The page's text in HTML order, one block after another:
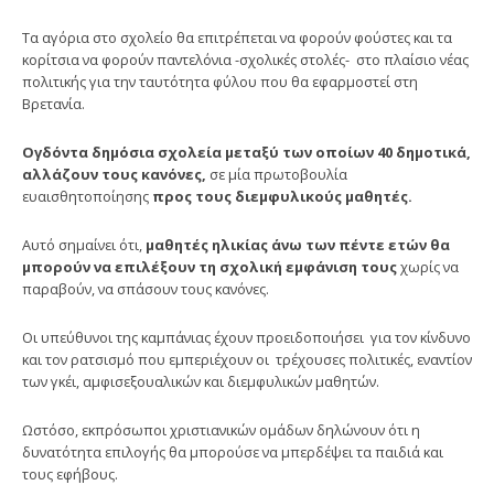
Τα αγόρια στο σχολείο θα επιτρέπεται να φορούν φούστες και τα
κορίτσια να φορούν παντελόνια -σχολικές στολές- στο πλαίσιο νέας
πολιτικής για την ταυτότητα φύλου που θα εφαρμοστεί στη
Βρετανία.
Ογδόντα δημόσια σχολεία μεταξύ των οποίων 40 δημοτικά,
αλλάζουν τους κανόνες, σε μία πρωτοβουλία
ευαισθητοποίησης προς τους διεμφυλικούς μαθητές.
Αυτό σημαίνει ότι, μαθητές ηλικίας άνω των πέντε ετών θα
μπορούν να επιλέξουν τη σχολική εμφάνιση τουςχωρίς να
παραβούν, να σπάσουν τους κανόνες.
Οι υπεύθυνοι της καμπάνιας έχουν προειδοποιήσει για τον κίνδυνο
και τον ρατσισμό που εμπεριέχουν οι τρέχουσες πολιτικές, εναντίον
των γκέι, αμφισεξουαλικών και διεμφυλικών μαθητών.
Ωστόσο, εκπρόσωποι χριστιανικών ομάδων δηλώνουν ότι η
δυνατότητα επιλογής θα μπορούσε να μπερδέψει τα παιδιά και
τους εφήβους.